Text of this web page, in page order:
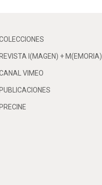
I(MAGEN) + M(EMORIA)
VIMEO